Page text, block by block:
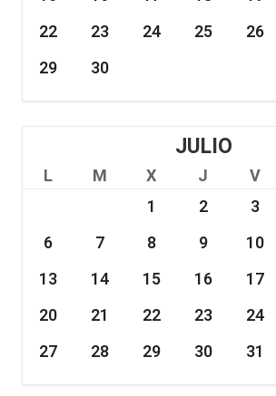
22
23 24 25 26
29
30
JULIO
L M X J V
1
2 3
6
7 8 9 10
13
14 15 16 17
20
21 22 23 24
27
28 29 30 31